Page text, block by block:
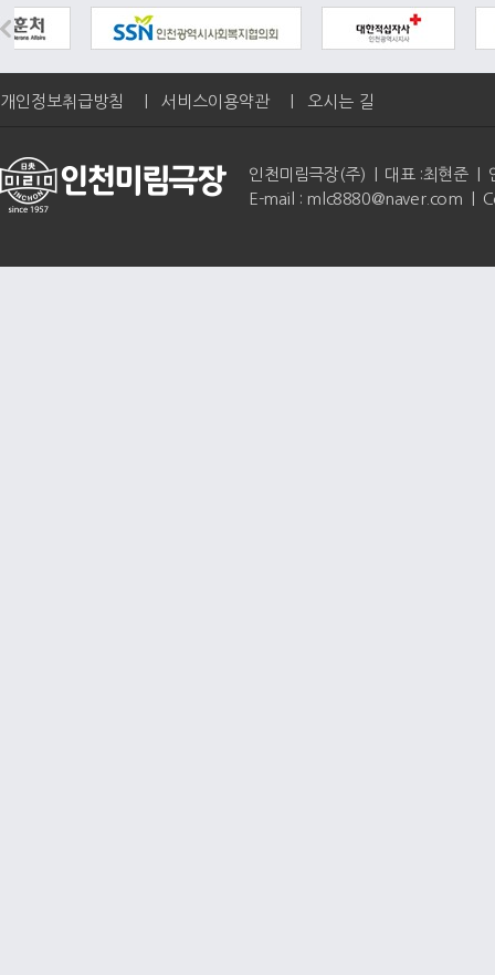
개인정보취급방침 서비스이용약관 오시는 길
인천미림극장(주) | 대표 :최현준 |
E-mail : mlc8880@naver.com |